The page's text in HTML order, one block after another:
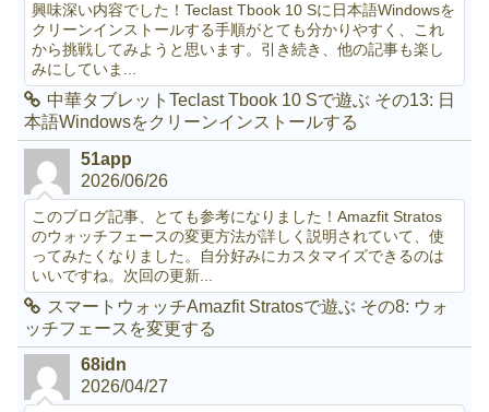
興味深い内容でした！Teclast Tbook 10 Sに日本語Windowsを
クリーンインストールする手順がとても分かりやすく、これ
から挑戦してみようと思います。引き続き、他の記事も楽し
みにしていま...
中華タブレットTeclast Tbook 10 Sで遊ぶ その13: 日
本語Windowsをクリーンインストールする
51app
2026/06/26
このブログ記事、とても参考になりました！Amazfit Stratos
のウォッチフェースの変更方法が詳しく説明されていて、使
ってみたくなりました。自分好みにカスタマイズできるのは
いいですね。次回の更新...
スマートウォッチAmazfit Stratosで遊ぶ その8: ウォ
ッチフェースを変更する
68idn
2026/04/27